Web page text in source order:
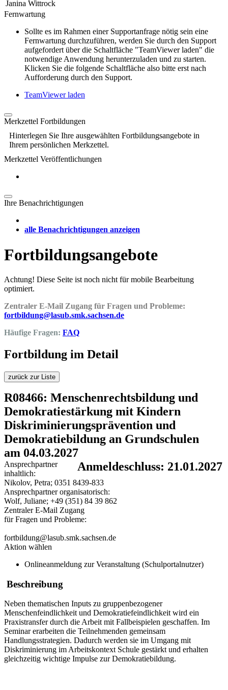
Janina Wittrock
Fernwartung
Sollte es im Rahmen einer Supportanfrage nötig sein eine
Fernwartung durchzuführen, werden Sie durch den Support
aufgefordert über die Schaltfläche "TeamViewer laden" die
notwendige Anwendung herunterzuladen und zu starten.
Klicken Sie die folgende Schaltfläche also bitte erst nach
Aufforderung durch den Support.
TeamViewer laden
Merkzettel Fortbildungen
Hinterlegen Sie Ihre ausgewählten Fortbildungsangebote in
Ihrem persönlichen Merkzettel.
Merkzettel Veröffentlichungen
Ihre Benachrichtigungen
alle Benachrichtigungen anzeigen
Fortbildungsangebote
Achtung! Diese Seite ist noch nicht für mobile Bearbeitung
optimiert.
Zentraler E-Mail Zugang für Fragen und Probleme:
fortbildung@lasub.smk.sachsen.de
Häufige Fragen: FAQ
Fortbildung im Detail
zurück zur Liste
R08466: Menschenrechtsbildung und
Demokratiestärkung mit Kindern
Diskriminierungsprävention und
Demokratiebildung an Grundschulen
am 04.03.2027
Anmeldeschluss: 21.01.2027
Ansprechpartner
inhaltlich:
Nikolov, Petra; 0351 8439-833
Ansprechpartner organisatorisch:
Wolf, Juliane; +49 (351) 84 39 862
Zentraler E-Mail Zugang
für Fragen und Probleme:
fortbildung@lasub.smk.sachsen.de
Aktion wählen
Onlineanmeldung zur Veranstaltung (Schulportalnutzer)
Beschreibung
Neben thematischen Inputs zu gruppenbezogener
Menschenfeindlichkeit und Demokratiefeindlichkeit wird ein
Praxistransfer durch die Arbeit mit Fallbeispielen geschaffen. Im
Seminar erarbeiten die Teilnehmenden gemeinsam
Handlungsstrategien. Dadurch werden sie im Umgang mit
Diskriminierung im Arbeitskontext Schule gestärkt und erhalten
gleichzeitig wichtige Impulse zur Demokratiebildung.